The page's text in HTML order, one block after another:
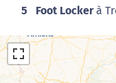
5 Foot Lockerà